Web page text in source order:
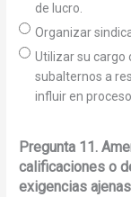
de lucro.
Organizar
Utilizar su cargo
subalternos a
influir en
Pregunta 11.
calificaciones o
exigencias